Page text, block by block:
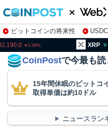
ビットコインの将来性
株特集・関連銘柄
0.09 XRP
CoinPostで今最も
15年間休眠のビットコ
取得単価は約10ドル
ニュースラン